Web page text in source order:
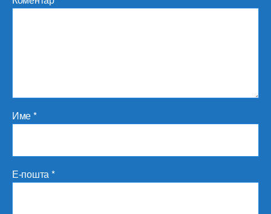
Име*
Е-пошта*